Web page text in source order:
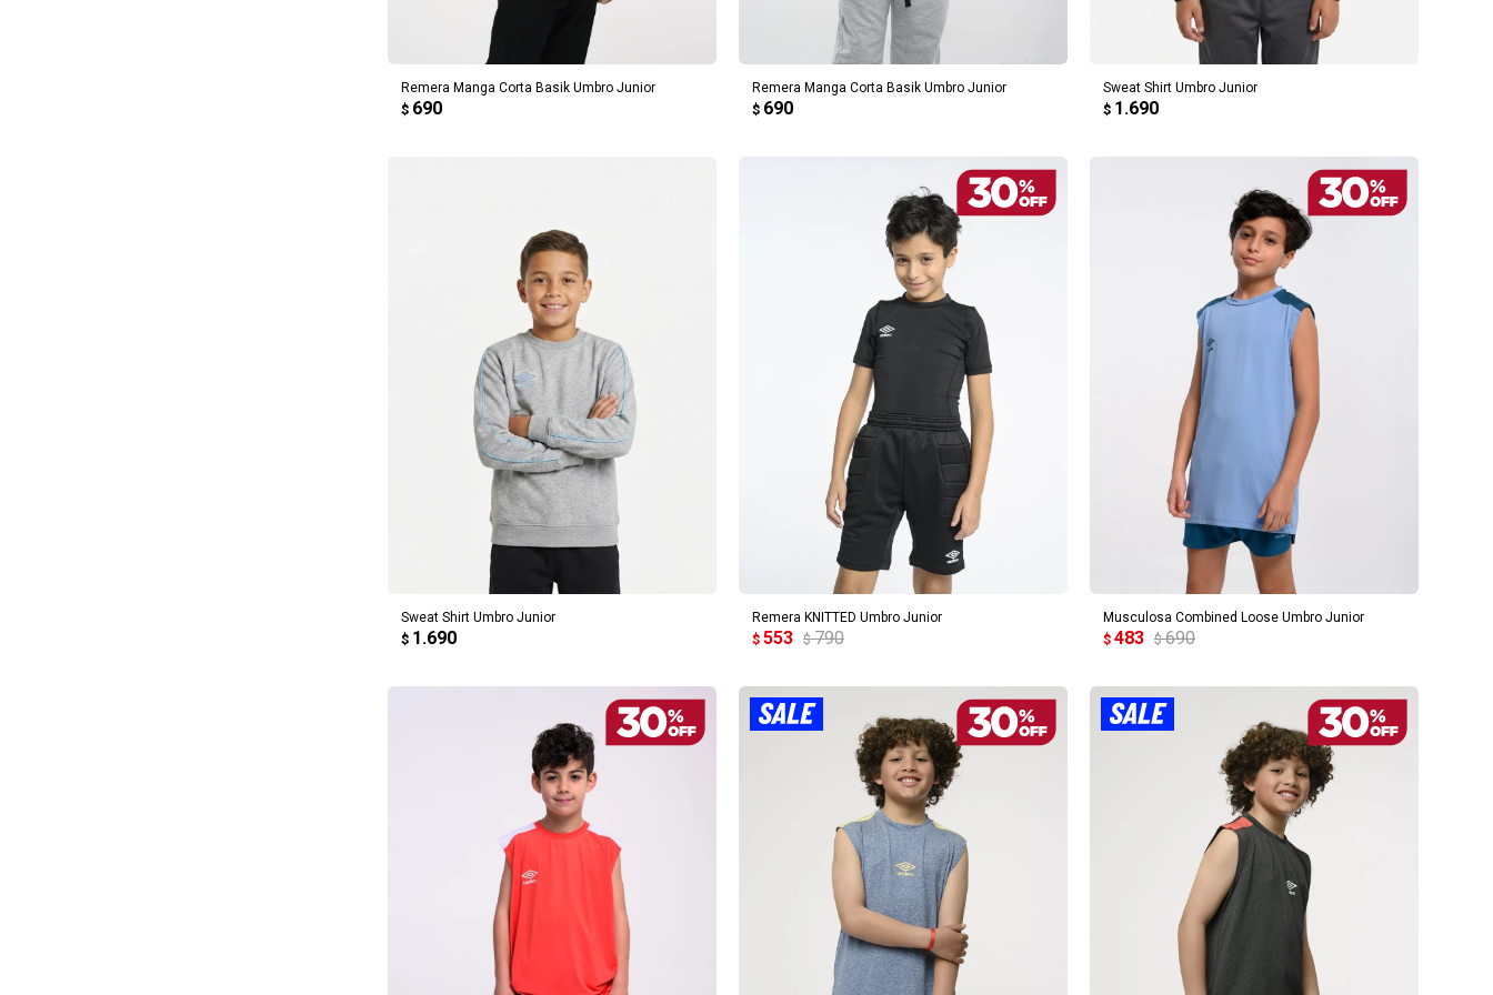
Remera Manga Corta Basik Umbro Junior
$ 690
AGREGAR AL CARRITO
Remera Manga Corta Basik Umbro Junior
$ 690
AGREGAR AL CARRITO
Sweat Shirt Umbro Junior
$ 1.690
AGREGAR AL CARRITO
Sweat Shirt Umbro Junior
$ 1.690
AGREGAR AL CARRITO
Remera KNITTED Umbro Junior
$ 553 $ 790
AGREGAR AL CARRITO
Musculosa Combined Loose Umbro Junior
$ 483 $ 690
AGREGAR AL CARRITO